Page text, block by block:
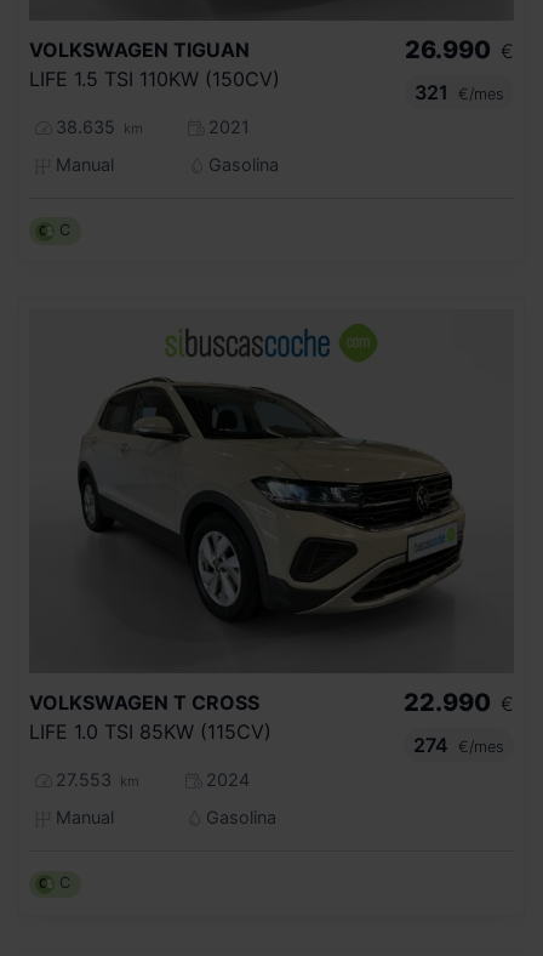
VOLKSWAGEN TIGUAN
LIFE 1.5 TSI 110KW (150CV)
38.635 km
2021
Manual
Gasolina
26.990 €
321
€/mes
C
VOLKSWAGEN T CROSS
LIFE 1.0 TSI 85KW (115CV)
27.553 km
2024
Manual
Gasolina
22.990 €
274
€/mes
C